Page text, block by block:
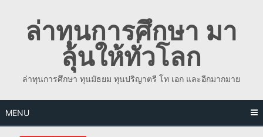
contentล่าทุนการศึกษา มา
ลุ้นให้ทั่วโลก
ล่าทุนการศึกษา ทุนมัธยม ทุนปริญาตรี โท เอก และอีกมากมาย
MENU